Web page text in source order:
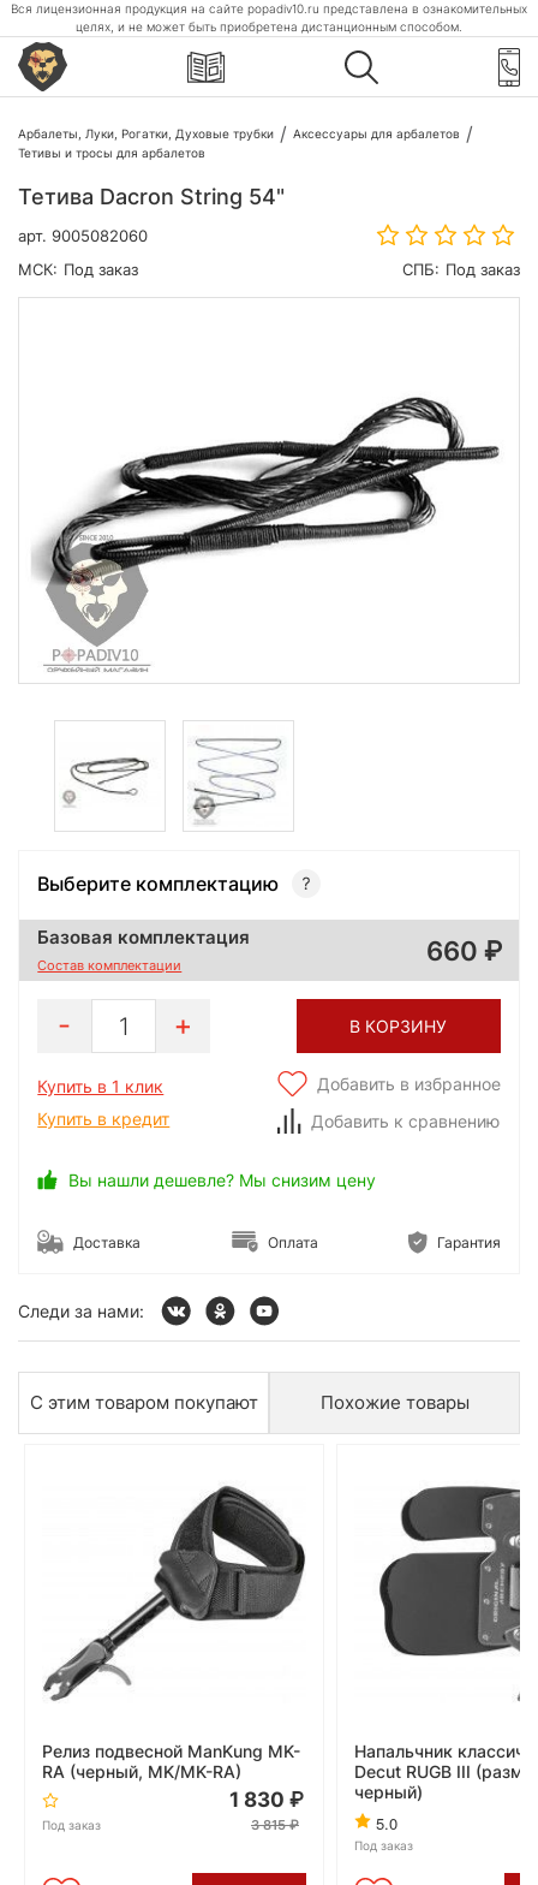
Вся лицензионная продукция на сайте popadiv10.ru представлена в ознакомительных
целях, и не может быть приобретена дистанционным способом.
Арбалеты, Луки, Рогатки, Духовые трубки
Аксессуары для арбалетов
Тетивы и тросы для арбалетов
Тетива Dacron String 54"
арт. 9005082060
МСК: Под заказ СПБ: Под заказ
Выберите комплектацию
Базовая комплектация
Состав комплектации 660
1 В КОРЗИНУ
Купить в 1 клик
Купить в кредит
Добавить в избранное
Добавить к сравнению
Вы нашли дешевле? Мы снизим цену
Доставка Оплата Гарантия
Следи за нами:
С этим товаром покупают Похожие товары
Релиз подвесной ManKung MK-
RA (черный, MK/MK-RA)
Под заказ
1 830
3 815
Напальчник
Decut RUGB III
черный)
5.0
Под заказ